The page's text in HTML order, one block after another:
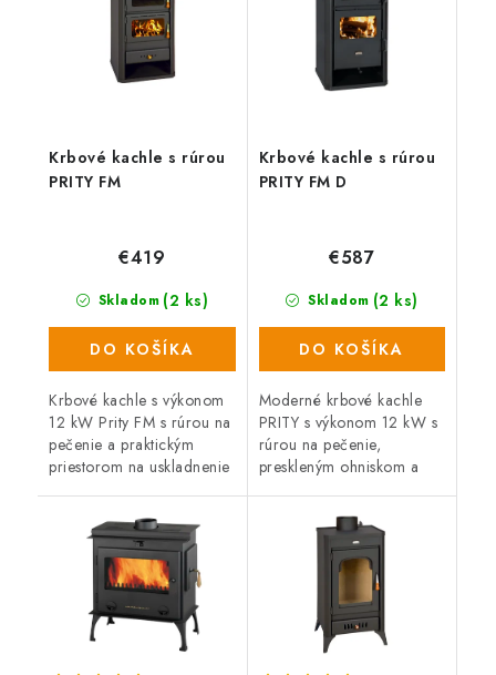
Krbové kachle s rúrou
PRITY FM
Skladom (2 ks)
€419
DO KOŠÍKA
Krbové kachle s výkonom
12 kW Prity FM s rúrou na
pečenie a praktickým
priestorom na uskladnenie
teplomer. Vývod
dymovodu s priemerom...
Krbové kachle s rúrou
PRITY FM D
Skladom (2 ks)
€587
DO KOŠÍKA
Moderné krbové kachle
PRITY s výkonom 12 kW s
rúrou na pečenie,
preskleným ohniskom a
skladovanie dreva. Kachle
sú schopné vykúriť priestor
s objemom...